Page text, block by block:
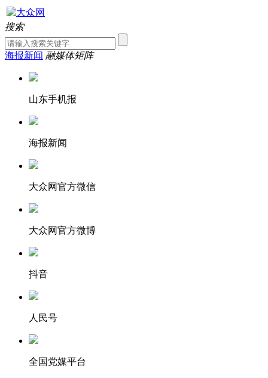
搜索
海报新闻 融媒体矩阵
山东手机报
海报新闻
大众网官方微信
大众网官方微博
抖音
人民号
全国党媒平台